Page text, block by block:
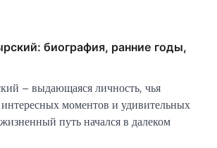
биография, ранние годы,
– выдающаяся личность, чья
моментов и удивительных
путь начался в далеком